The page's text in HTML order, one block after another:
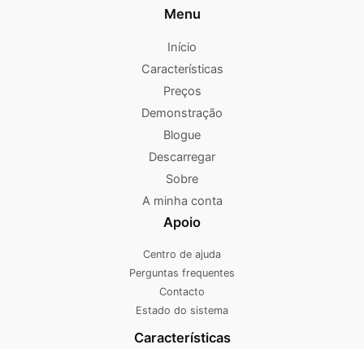
Menu
Início
Características
Preços
Demonstração
Blogue
Descarregar
Sobre
A minha conta
Apoio
Centro de ajuda
Perguntas frequentes
Contacto
Estado do sistema
Características